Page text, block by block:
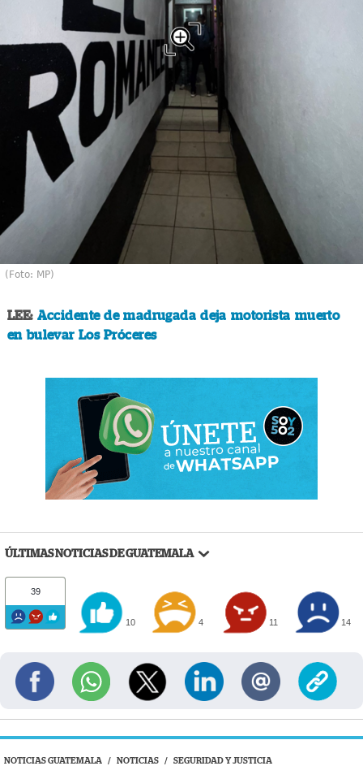
(Foto: MP)
LEE: Accidente de madrugada deja motorista muerto
en bulevar Los Próceres
ÚLTIMAS NOTICIAS DE GUATEMALA
39
10 4 11 14
NOTICIAS GUATEMALA / NOTICIAS / SEGURIDAD Y JUSTICIA